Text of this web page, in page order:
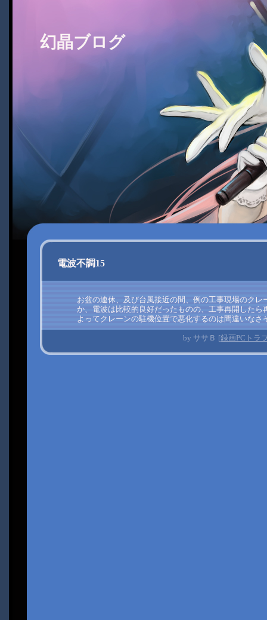
幻晶ブログ
電波不調15
お盆の連休、及び台風接近の間、例の工事現場のクレ
か、電波は比較的良好だったものの、工事再開したら
よってクレーンの駐機位置で悪化するのは間違いなさ
by ササＢ [録画PCトラ